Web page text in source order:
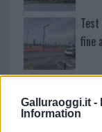
Galluraoggi.it -
Information
fine